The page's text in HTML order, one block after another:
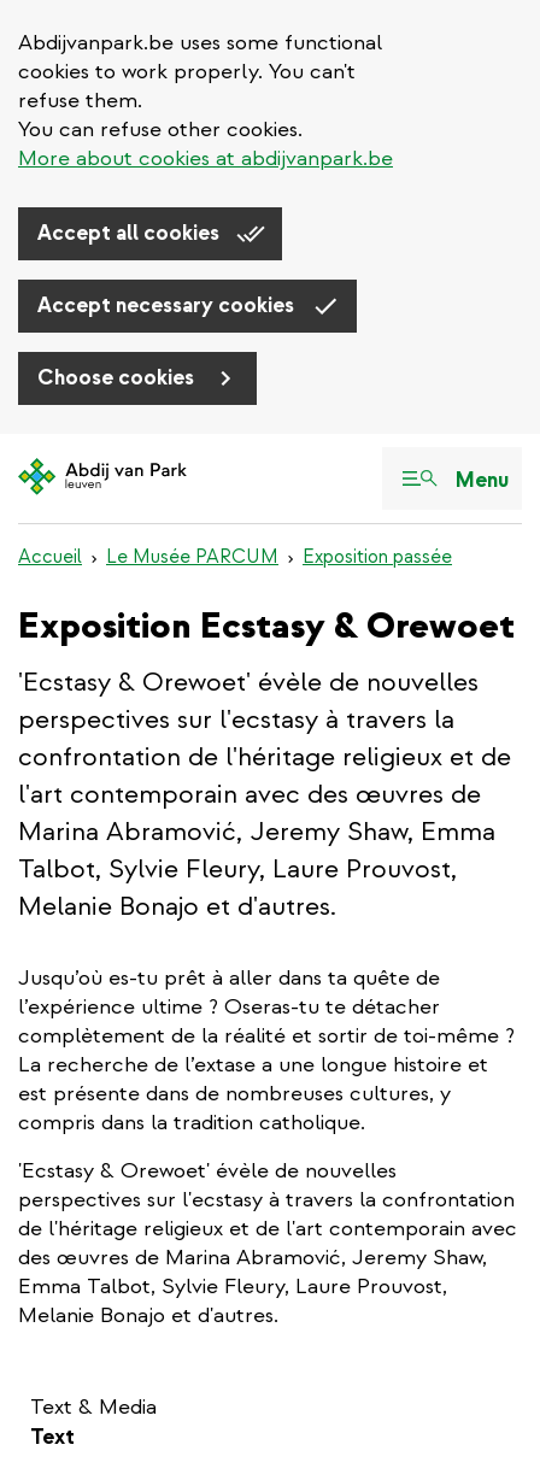
Abdijvanpark.be uses some functional
cookies to work properly. You can't
refuse them.
You can refuse other cookies.
More about cookies at abdijvanpark.be
Accept all cookies
Accept necessary cookies
Choose cookies
au
Menu
Accueil Le Musée PARCUM Exposition passée
Exposition Ecstasy & Orewoet
'Ecstasy & Orewoet' évèle de nouvelles
perspectives sur l'ecstasy à travers la
confrontation de l'héritage religieux et de
l'art contemporain avec des œuvres de
Marina Abramović, Jeremy Shaw, Emma
Talbot, Sylvie Fleury, Laure Prouvost,
Melanie Bonajo et d'autres.
Jusqu’où es-tu prêt à aller dans ta quête de
l’expérience ultime ? Oseras-tu te détacher
complètement de la réalité et sortir de toi-même ?
La recherche de l’extase a une longue histoire et
est présente dans de nombreuses cultures, y
compris dans la tradition catholique.
'Ecstasy & Orewoet' évèle de nouvelles
perspectives sur l'ecstasy à travers la confrontation
de l'héritage religieux et de l'art contemporain avec
des œuvres de Marina Abramović, Jeremy Shaw,
Emma Talbot, Sylvie Fleury, Laure Prouvost,
Melanie Bonajo et d'autres.
Text & Media
Text